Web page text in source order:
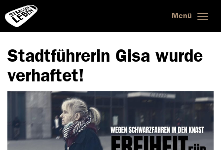
Menü
Stadtführerin Gisa wurde
verhaftet!